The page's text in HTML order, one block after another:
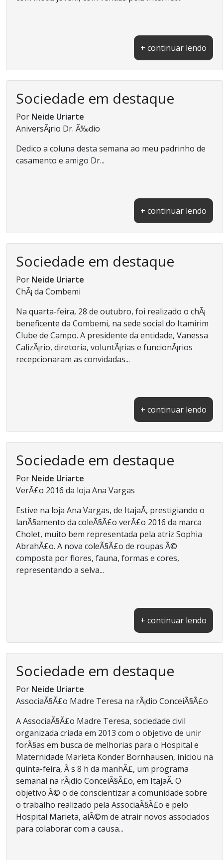
+ continuar lendo
Sociedade em destaque
Por Neide Uriarte
AniversÃ¡rio Dr. Ã‰dio
Dedico a coluna desta semana ao meu padrinho de
casamento e amigo Dr...
+ continuar lendo
Sociedade em destaque
Por Neide Uriarte
ChÃ¡ da Combemi
Na quarta-feira, 28 de outubro, foi realizado o chÃ¡
beneficente da Combemi, na sede social do Itamirim
Clube de Campo. A presidente da entidade, Vanessa
CalizÃ¡rio, diretoria, voluntÃ¡rias e funcionÃ¡rios
recepcionaram as convidadas...
+ continuar lendo
Sociedade em destaque
Por Neide Uriarte
VerÃ£o 2016 da loja Ana Vargas
Estive na loja Ana Vargas, de ItajaÃ­, prestigiando o
lanÃ§amento da coleÃ§Ã£o verÃ£o 2016 da marca
Cholet, muito bem representada pela atriz Sophia
AbrahÃ£o. A nova coleÃ§Ã£o de roupas Ã©
composta por flores, fauna, formas e cores,
representando a selva...
+ continuar lendo
Sociedade em destaque
Por Neide Uriarte
AssociaÃ§Ã£o Madre Teresa na rÃ¡dio ConceiÃ§Ã£o
A AssociaÃ§Ã£o Madre Teresa, sociedade civil
organizada criada em 2013 com o objetivo de unir
forÃ§as em busca de melhorias para o Hospital e
Maternidade Marieta Konder Bornhausen, iniciou na
quinta-feira, Ã s 8 h da manhÃ£, um programa
semanal na rÃ¡dio ConceiÃ§Ã£o, em ItajaÃ­. O
objetivo Ã© o de conscientizar a comunidade sobre
o trabalho realizado pela AssociaÃ§Ã£o e pelo
Hospital Marieta, alÃ©m de atrair novos associados
para colaborar com a causa...